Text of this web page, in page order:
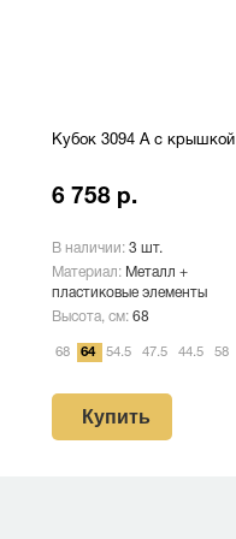
Кубок 3094 A с крышкой
6 758 р.
В наличии: 3 шт.
Материал: Металл +
пластиковые элементы
Высота, см: 68
68 64 54.5 47.5 44.5 58
Купить